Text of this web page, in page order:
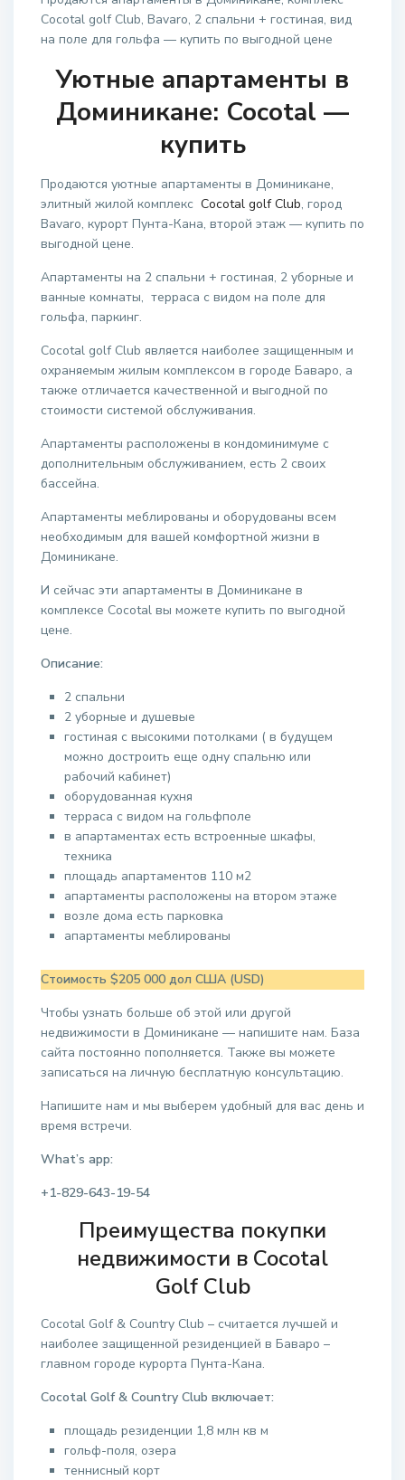
Сocotal golf Club, Bavaro, 2 спальни + гостиная, вид
на поле для гольфа — купить по выгодной цене
Уютные апартаменты в
Доминикане: Cocotal —
купить
Продаются уютные апартаменты в Доминикане,
элитный жилой комплекс Сocotal golf Club, город
Bavaro, курорт Пунта-Кана, второй этаж — купить по
выгодной цене.
Апартаменты на 2 спальни + гостиная, 2 уборные и
ванные комнаты, терраса с видом на поле для
гольфа, паркинг.
Сocotal golf Club является наиболее защищенным и
охраняемым жилым комплексом в городе Баваро, а
также отличается качественной и выгодной по
стоимости системой обслуживания.
Апартаменты расположены в кондоминимуме с
дополнительным обслуживанием, есть 2 своих
бассейна.
Апартаменты меблированы и оборудованы всем
необходимым для вашей комфортной жизни в
Доминикане.
И сейчас эти апартаменты в Доминикане в
комплексе Cocotal вы можете купить по выгодной
цене.
Описание:
2 спальни
2 уборные и душевые
гостиная с высокими потолками ( в будущем
можно достроить еще одну спальню или
рабочий кабинет)
оборудованная кухня
терраса с видом на гольфполе
в апартаментах есть встроенные шкафы,
техника
площадь апартаментов 110 м2
апартаменты расположены на втором этаже
возле дома есть парковка
апартаменты меблированы
Стоимость $205 000 дол США (USD)
Чтобы узнать больше об этой или другой
недвижимости в Доминикане — напишите нам. База
сайта постоянно пополняется. Также вы можете
записаться на личную бесплатную консультацию.
Напишите нам и мы выберем удобный для вас день и
время встречи.
What’s app:
+1-829-643-19-54
Преимущества покупки
недвижимости в Cocotal
Golf Club
Cocotal Golf & Country Club – считается лучшей и
наиболее защищенной резиденцией в Баваро –
главном городе курорта Пунта-Кана.
Cocotal Golf & Country Club включает:
площадь резиденции 1,8 млн кв м
гольф-поля, озера
теннисный корт